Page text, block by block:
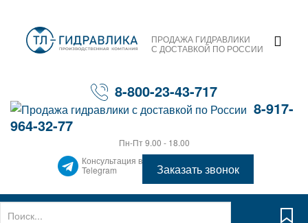
ПРОДАЖА ГИДРАВЛИКИ
С ДОСТАВКОЙ ПО РОССИИ
8-800-23-43-717
8-917-
964-32-77
Пн-Пт 9.00 - 18.00
Консультация в
Telegram
Заказать звонок